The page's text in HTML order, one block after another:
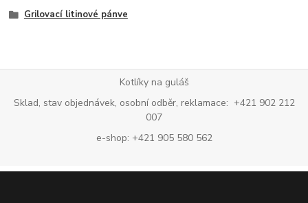
Grilovací litinové pánve
Kotlíky na guláš
Sklad, stav objednávek, osobní odběr, reklamace: +421 902 212
007
e-shop: +421 905 580 562